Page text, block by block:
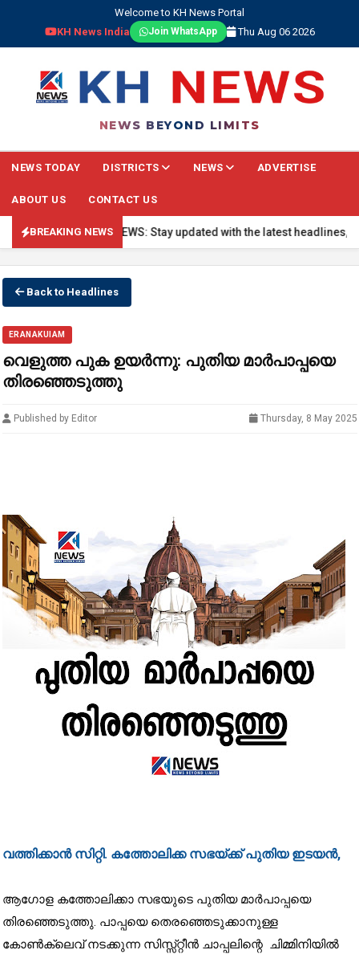
Welcome to KH News Portal
KH News India
Join WhatsApp Thu Aug 06 2026
NEWS BEYOND LIMITS
NEWS TODAY DISTRICTS NEWS ADVERTISE
ABOUT US CONTACT US
BREAKING NEWS
🔴 BREAKING NEWS: Stay updated with the latest headlines,
Back to Headlines
ERANAKUIAM
വെളുത്ത പുക ഉയർന്നു: പുതിയ മാർപാപ്പയെ
തിരഞ്ഞെടുത്തു
Published by Editor Thursday, 8 May 2025
വത്തിക്കാൻ സിറ്റി. കത്തോലിക്ക സഭയ്ക്ക് പുതിയ ഇടയൻ,
ആഗോള കത്തോലിക്കാ സഭയുടെ പുതിയ മാർപാപ്പയെ
തിരഞ്ഞെടുത്തു. പാപ്പയെ തെരഞ്ഞെടുക്കാനുള്ള
കോൺക്ലെവ് നടക്കുന്ന സിസ്സ്റ്റീൻ ചാപ്പലിന്റെ ചിമ്മിനിയിൽ